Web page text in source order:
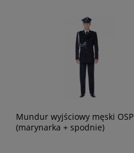
Mundur wyjściowy męski OSP
(marynarka + spodnie)